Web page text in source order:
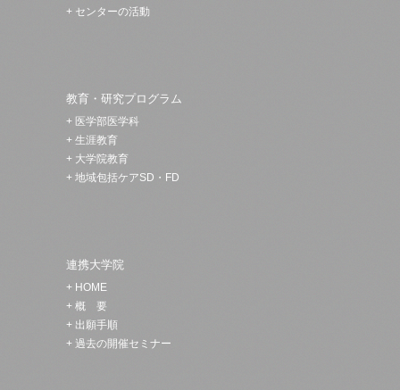
+ センターの活動
教育・研究プログラム
+ 医学部医学科
+ 生涯教育
+ 大学院教育
+ 地域包括ケアSD・FD
連携大学院
+ HOME
+ 概 要
+ 出願手順
+ 過去の開催セミナー